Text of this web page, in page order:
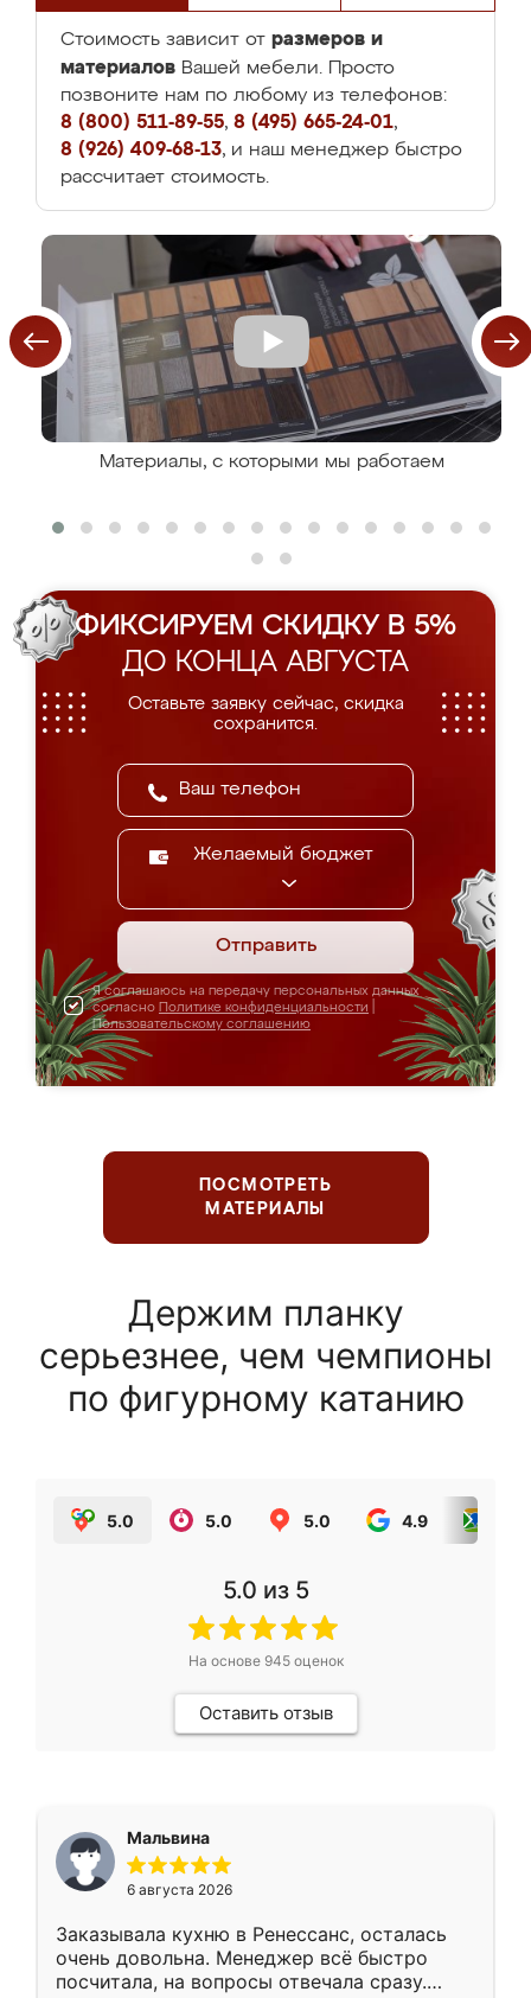
Стоимость зависит от размеров и
материалов Вашей мебели. Просто
позвоните нам по любому из телефонов:
8 (800) 511-89-55, 8 (495) 665-24-01,
8 (926) 409-68-13, и наш менеджер быстро
рассчитает стоимость.
Материалы, с которыми мы работаем
ФИКСИРУЕМ СКИДКУ В 5%
ДО КОНЦА АВГУСТА
Оставьте заявку сейчас, скидка
сохранится.
Желаемый бюджет
Отправить
Я соглашаюсь на передачу персональных данных
согласно Политике конфиденциальности
Пользовательскому соглашению
ПОСМОТРЕТЬ
МАТЕРИАЛЫ
Держим планку
серьезнее, чем чемпионы
по фигурному катанию
5.0 5.0 5.0 4.9
5.0 из 5
На основе 945оценок
Оставить отзыв
Мальвина
6 августа 2026
Заказывала кухню в Ренессанс, осталась
очень довольна. Менеджер всё быстро
посчитала, на вопросы отвечала сразу.